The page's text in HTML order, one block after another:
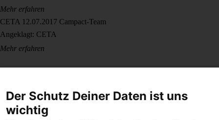
Mehr erfahren
CETA 12.07.2017 Campact-Team
Angeklagt: CETA
Mehr erfahren
Der Schutz Deiner Daten ist uns
wichtig